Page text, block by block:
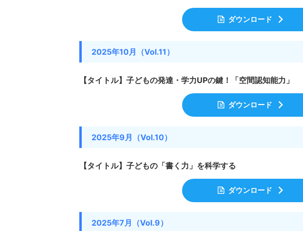
ダウンロード
2025年10月（Vol.11）
【タイトル】子どもの発達・学力UPの鍵！「空間認知能力」
ダウンロード
2025年9月（Vol.10）
【タイトル】子どもの「書く力」を科学する
ダウンロード
2025年7月（Vol.9）